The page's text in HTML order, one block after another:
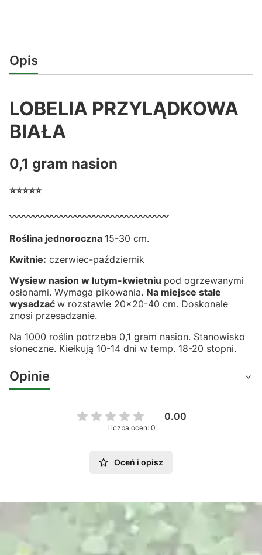
Opis
LOBELIA PRZYLĄDKOWA
BIAŁA
0,1 gram nasion
⭐⭐⭐⭐⭐
〰️〰️〰️〰️〰️〰️〰️〰️〰️〰️〰️〰️〰️〰️〰️〰️〰️
Roślina jednoroczna 15-30 cm.
Kwitnie: czerwiec-październik
Wysiew nasion w lutym-kwietniu pod ogrzewanymi
osłonami. Wymaga pikowania. Na miejsce stałe
wysadzać w rozstawie 20x20-40 cm. Doskonale
znosi przesadzanie.
Na 1000 roślin potrzeba 0,1 gram nasion. Stanowisko
słoneczne. Kiełkują 10-14 dni w temp. 18-20 stopni.
Opinie
0.00
Liczba ocen: 0
Oceń i opisz